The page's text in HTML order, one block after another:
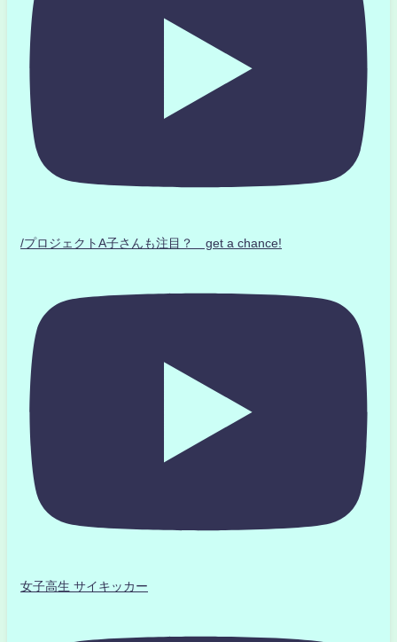
/プロジェクトA子さんも注目？ get a chance!
女子高生 サイキッカー